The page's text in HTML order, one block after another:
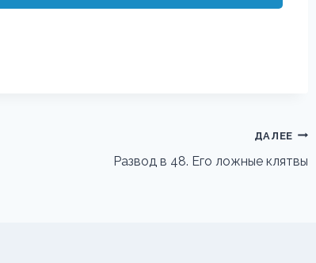
ДАЛЕЕ
Развод в 48. Его ложные клятвы